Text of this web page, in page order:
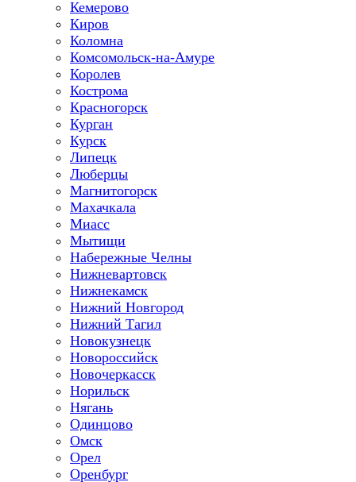
Кемерово
Киров
Коломна
Комсомольск-на-Амуре
Королев
Кострома
Красногорск
Курган
Курск
Липецк
Люберцы
Магнитогорск
Махачкала
Миасс
Мытищи
Набережные Челны
Нижневартовск
Нижнекамск
Нижний Новгород
Нижний Тагил
Новокузнецк
Новороссийск
Новочеркасск
Норильск
Нягань
Одинцово
Омск
Орел
Оренбург